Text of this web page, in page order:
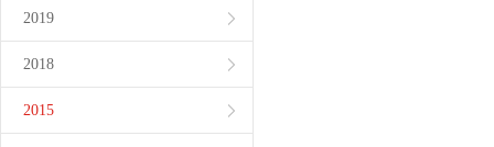
2019
2018
2015